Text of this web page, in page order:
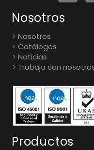
Nosotros
Nosotros
Catálogos
Noticias
Trabaja con
Productos